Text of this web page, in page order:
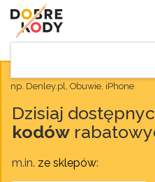
np. Denley.pl, Obuwie, iPhone
Dzisiaj
kodów
m.in. ze sklepów: